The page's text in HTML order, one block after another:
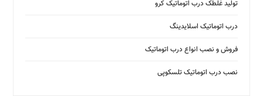
تولید غلطک درب اتوماتیک کرو
درب اتوماتیک اسلایدینگ
فروش و نصب انواع درب اتوماتیک
نصب درب اتوماتیک تلسکوپی